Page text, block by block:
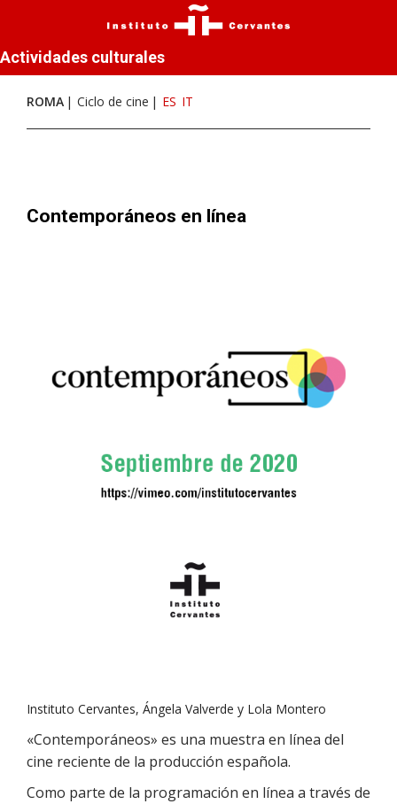
Actividades culturales
ROMA Ciclo de cine ES IT
Contemporáneos en línea
Instituto Cervantes, Ángela Valverde y Lola Montero
«Contemporáneos» es una muestra en línea del
cine reciente de la producción española.
Como parte de la programación en línea a través de